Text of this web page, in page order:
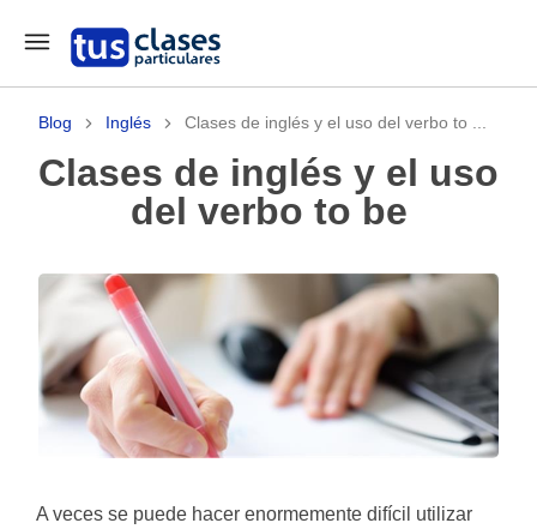
Blog Inglés Clases de inglés y el uso del verbo to ...
Clases de inglés y el uso
del verbo to be
A veces se puede hacer enormemente difícil utilizar